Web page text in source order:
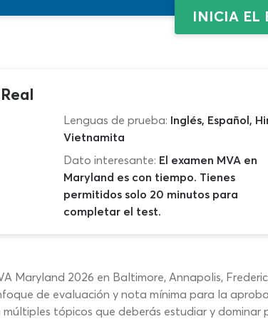
INICIA EL
Lenguas de prueba: Inglés, Español,
Vietnamita
Dato interesante: El examen MVA en
Maryland es con tiempo. Tienes
permitidos solo 20 minutos para
completar el test.
Maryland 2026 en Baltimore, Annapolis,
de evaluación y nota mínima para la
tópicos que deberás estudiar y